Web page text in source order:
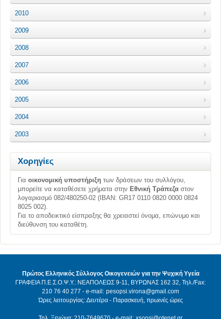
2010
2009
2008
2007
2006
2005
2004
2003
Χορηγίες
Για οικονομική υποστήριξη των δράσεων του συλλόγου,
μπορείτε να καταθέσετε χρήματα στην Εθνική Τράπεζα στον
λογαριασμό 082/480250-02 (ΙΒΑΝ: GR17 0110 0820 0000 0824
8025 002).
Για το αποδεικτικό είσπραξης θα χρειαστεί όνομα, επώνυμο και
διεύθυνση του καταθέτη.
Πρώτος Ελληνικός Σύλλογος Οικογενειών για την Ψυχική Υγεία
ΓΡΑΦΕΙΑ Π.Ε.Σ.Ο.Ψ.Υ.: ΝΕΑΠΟΛΕΩΣ 9-11, ΒΥΡΩΝΑΣ 162 32, Τηλ./Fax:
210 76 40 277 - e-mail: pesopsi.virona@gmail.com
Ώρες λειτουργίας: Δευτέρα - Παρασκευή, πρωινές ώρες